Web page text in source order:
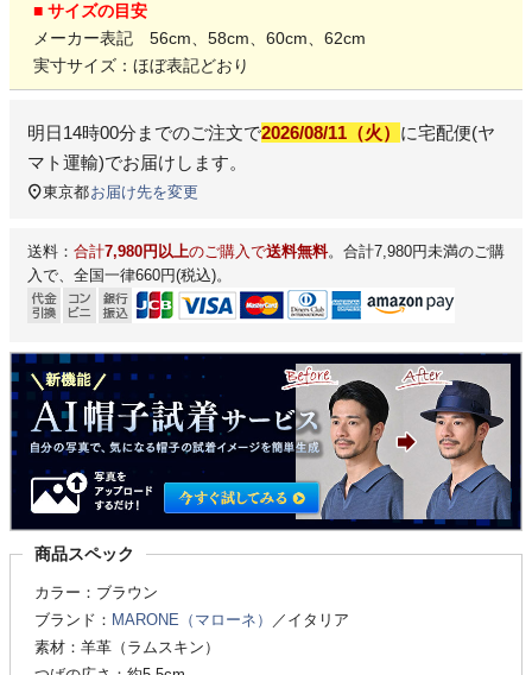
■ サイズの目安
メーカー表記 56cm、58cm、60cm、62cm
実寸サイズ：ほぼ表記どおり
明日14時00分 までのご注文で2026/08/11（火） に宅配便(ヤ
マト運輸)でお届けします。
東京都お届け先を変更
送料： 合計7,980円以上のご購入で送料無料。合計7,980円未満のご購
入で、全国一律660円(税込)。
商品スペック
カラー：ブラウン
ブランド： MARONE（マローネ）
／イタリア
素材：羊革（ラムスキン）